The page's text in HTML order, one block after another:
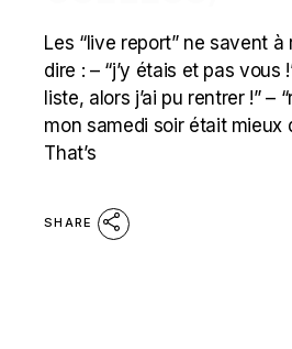
Les “live report” ne savent à
dire : – “j’y étais et pas vous
liste, alors j’ai pu rentrer !” –
mon samedi soir était mieux
That’s
SHARE